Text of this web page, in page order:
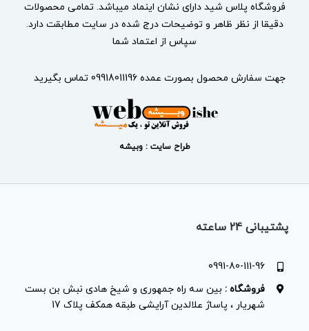
فروشگاه پلاس شید دارای نشان اینماد میباشد. تمامی محصولات
دقیقا از نظر ظاهر و توضیحات درج شده در سایت مطابقت دارد.
سپاس از اعتماد شما
جهت سفارش محصول بصورت عمده 09918011196 تماس بگیرید
طراح سایت : وبیشه
پشتیبانی 24 ساعته
0991-80-111-96
فروشگاه :بین سه راه جمهوری و شیخ هادی نبش بن بست
شهریار ، پاساژ علالدین آرایشی طبقه همکف پلاک 17